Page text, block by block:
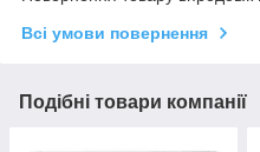
Всі умови повернення
Подібні товари компанії